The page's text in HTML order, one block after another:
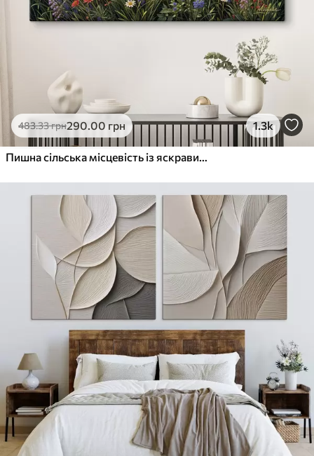
483.33грн290.00 грн 1.3k
Пишна сільська місцевість із яскравим лугом диких квітів, наповненим різнокольоровими квітами під хмарним небом